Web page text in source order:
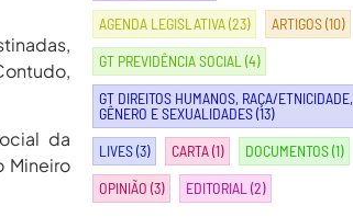
da
Mineiro
AGENDA LEGISLATIVA(23) ARTIGOS(10)
GT PREVIDÊNCIA SOCIAL (4)
GT DIREITOS HUMANOS, RAÇA/ETNICIDADE,
GÊNERO E SEXUALIDADES(13)
LIVES(3) CARTA(1) DOCUMENTOS(1)
OPINIÃO (3) EDITORIAL (2)